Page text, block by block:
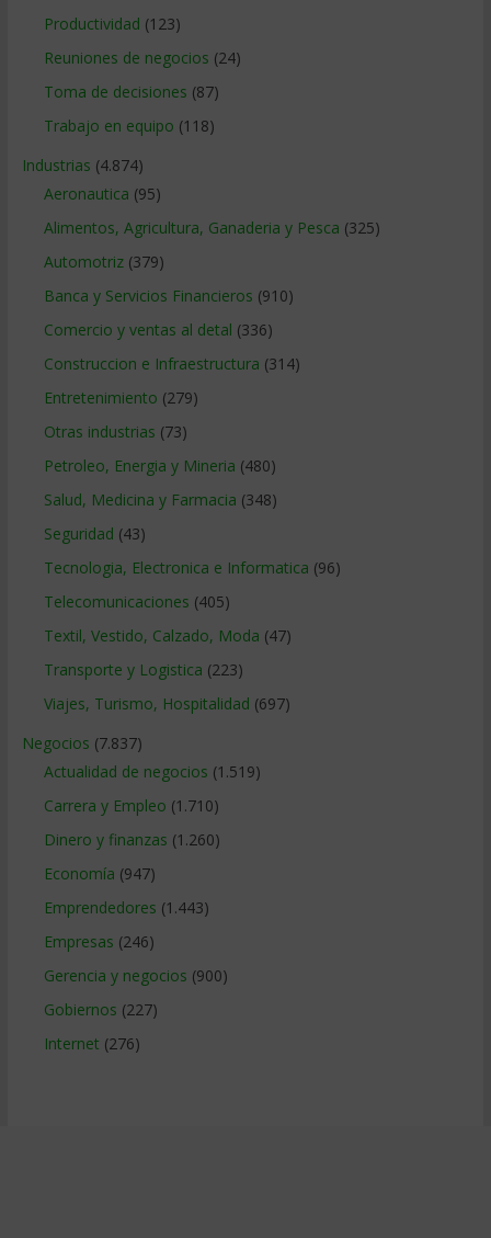
Productividad (123)
Reuniones de negocios (24)
Toma de decisiones (87)
Trabajo en equipo (118)
Industrias (4.874)
Aeronautica (95)
Alimentos, Agricultura, Ganaderia y Pesca (325)
Automotriz(379)
Banca y Servicios Financieros (910)
Comercio y ventas al detal (336)
Construccion e Infraestructura (314)
Entretenimiento (279)
Otras industrias (73)
Petroleo, Energia y Mineria (480)
Salud, Medicina y Farmacia (348)
Seguridad (43)
Tecnologia, Electronica e Informatica (96)
Telecomunicaciones (405)
Textil, Vestido, Calzado, Moda (47)
Transporte y Logistica (223)
Viajes, Turismo, Hospitalidad (697)
Negocios (7.837)
Actualidad de negocios (1.519)
Carrera y Empleo (1.710)
Dinero y finanzas (1.260)
Economía (947)
Emprendedores (1.443)
Empresas (246)
Gerencia y negocios (900)
Gobiernos (227)
Internet (276)